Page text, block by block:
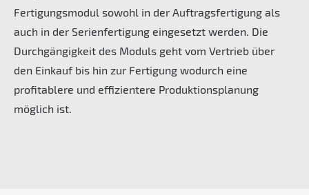
Fertigungsmodul sowohl in der Auftragsfertigung als
auch in der Serienfertigung eingesetzt werden. Die
Durchgängigkeit des Moduls geht vom Vertrieb über
den Einkauf bis hin zur Fertigung wodurch eine
profitablere und effizientere Produktionsplanung
möglich ist.